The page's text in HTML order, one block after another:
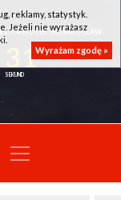
NOTEĆ INOWROCŁAW
30
reklamy, statystyk.
Jeżeli nie wyrażasz
Wyrażam zgodę »